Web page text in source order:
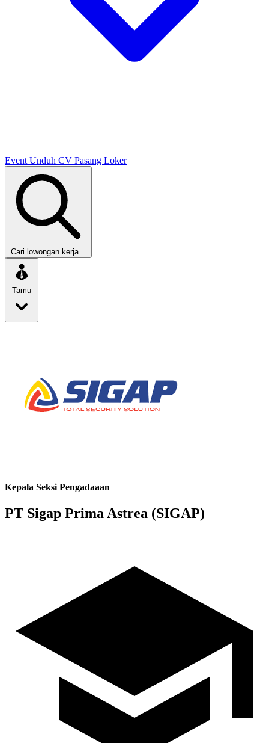
Event Unduh CV Pasang Loker
Cari lowongan kerja...
Tamu
Kepala Seksi Pengadaaan
PT Sigap Prima Astrea (SIGAP)